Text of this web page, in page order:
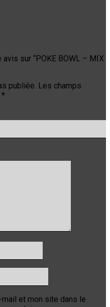
sur “POKE BOWL – MIX
publiée. Les champs
*
mail et mon site dans le